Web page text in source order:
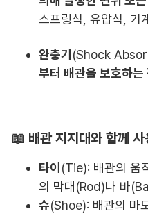
스프링식, 유압식, 기
완충기 (Shock
부터 배관을 보호하는
📖 배관 지지대와 함께
타이 (Tie): 배관의 움
의 막대(Rod)나 바
슈(Shoe): 배관의 마